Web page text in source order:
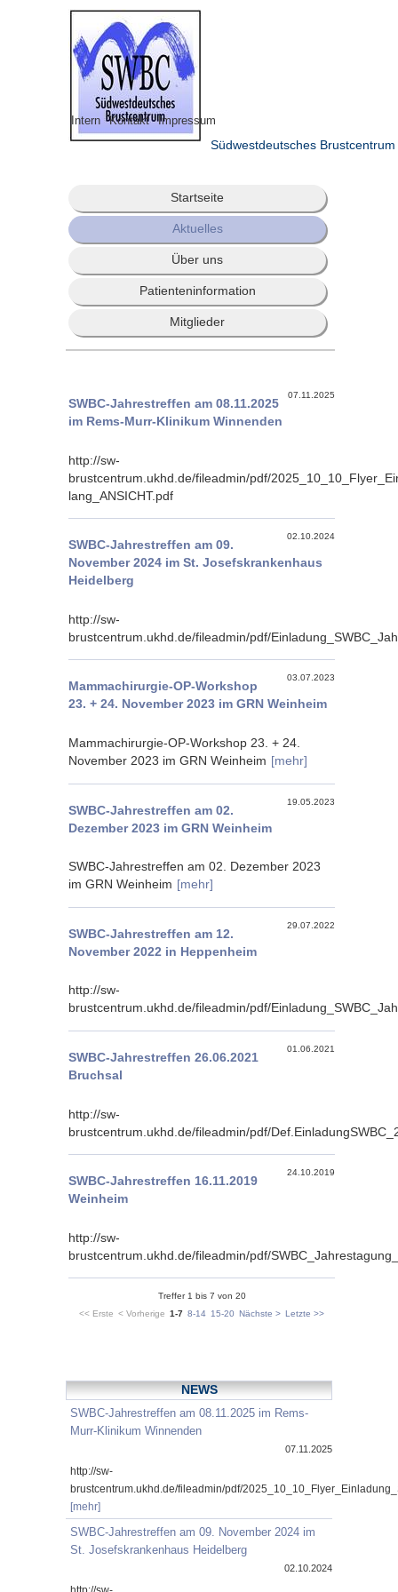
Intern Kontakt Impressum
Südwestdeutsches Brustcentrum
Startseite
Aktuelles
Über uns
Patienteninformation
Mitglieder
07.11.2025
SWBC-Jahrestreffen am 08.11.2025
im Rems-Murr-Klinikum Winnenden
http://sw-
brustcentrum.ukhd.de/fileadmin/pdf/
lang_ANSICHT.pdf
02.10.2024
SWBC-Jahrestreffen am 09.
November 2024 im St. Josefskrankenhaus
Heidelberg
http://sw-
brustcentrum.ukhd.de/fileadmin/pdf/
03.07.2023
Mammachirurgie-OP-Workshop
23. + 24. November 2023 im GRN Weinheim
Mammachirurgie-OP-Workshop 23. + 24.
November 2023 im GRN Weinheim [mehr]
19.05.2023
SWBC-Jahrestreffen am 02.
Dezember 2023 im GRN Weinheim
SWBC-Jahrestreffen am 02. Dezember 2023
im GRN Weinheim [mehr]
29.07.2022
SWBC-Jahrestreffen am 12.
November 2022 in Heppenheim
http://sw-
brustcentrum.ukhd.de/fileadmin/pdf/
01.06.2021
SWBC-Jahrestreffen 26.06.2021
Bruchsal
http://sw-
brustcentrum.ukhd.de/fileadmin/pdf/
24.10.2019
SWBC-Jahrestreffen 16.11.2019
Weinheim
http://sw-
brustcentrum.ukhd.de/fileadmin/pdf/
Treffer 1 bis 7 von 20
<< Erste < Vorherige 1-7 8-14 15-20 Nächste > Letzte >>
NEWS
SWBC-Jahrestreffen am 08.11.2025 im Rems-
Murr-Klinikum Winnenden
07.11.2025
http://sw-
brustcentrum.ukhd.de/fileadmin/pdf/
[mehr]
SWBC-Jahrestreffen am 09. November 2024 im
St. Josefskrankenhaus Heidelberg
02.10.2024